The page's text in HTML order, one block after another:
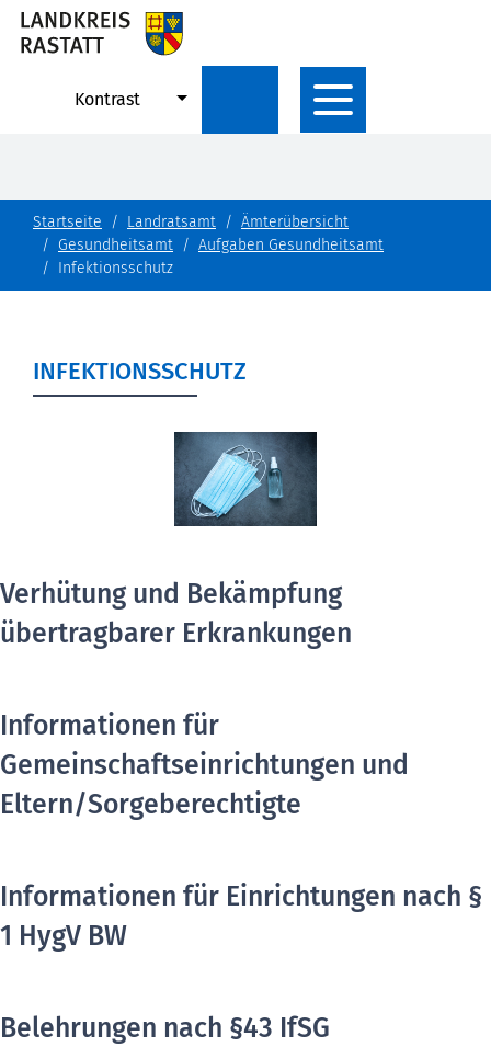
Kontrast
Startseite Landratsamt
Ämterübersicht
Gesundheitsamt
Aufgaben Gesundheitsamt
Infektionsschutz
INFEKTIONSSCHUTZ
Verhütung und Bekämpfung
übertragbarer Erkrankungen
Informationen für
Gemeinschaftseinrichtungen und
Eltern/Sorgeberechtigte
Informationen für Einrichtungen nach §
1 HygV BW
Belehrungen nach §43 IfSG